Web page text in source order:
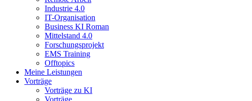
Industrie 4.0
IT-Organisation
Business KI Roman
Mittelstand 4.0
Forschungsprojekt
EMS Training
Offtopics
Meine Leistungen
Vorträge
Vorträge zu KI
Vorträge